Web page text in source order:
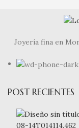
Joyería fina en
POST RECIENTES